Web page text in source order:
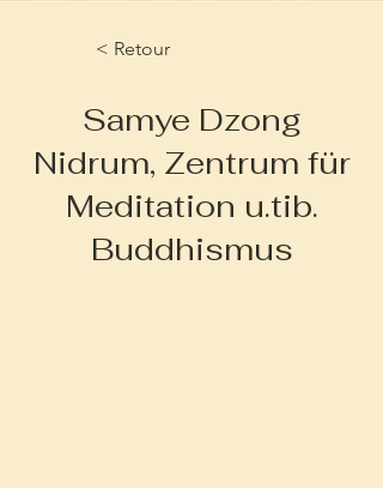
< Retour
Samye Dzong
Nidrum, Zentrum für
Meditation u.tib.
Buddhismus